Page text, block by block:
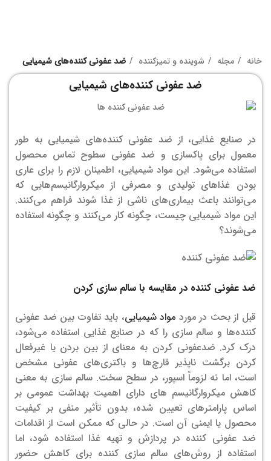
خانه مجله شوینده و تمیزکننده ضد عفونی کننده‌های شیمیایی
ضد عفونی کننده‌های شیمیایی
در صنایع غذایی، از ضد عفونی کننده‌های شیمیایی به طور
معمول برای پاکسازی و ضد عفونی سطوح تماس محصول
استفاده می‌شود. این مواد شیمیایی، اطمینان لازم را برای عاری
بودن غذاهای تولیدی و مصرفی از میکروارگانیسم‌هایی که
می‌توانند باعث بیماری‌های ناشی از غذا شوند فراهم می‌کنند.
این مواد شیمیایی چیست، چگونه کار می‌کنند و چگونه استفاده
می‌شوند؟
ضد عفونی کننده در مقایسه با سالم سازی کردن
قبل از بحث در مورد مواد شیمیایی، باید تفاوت بین ضد عفونی
کننده‌ها و سالم سازی را که در صنایع غذایی استفاده می‌شود،
درک کرد. ضدعفونی کردن به معنای از بین بردن یا غیرفعال
کردن برگشت ناپذیر قارچ‌ها و باکتری‌های عفونی مشخص
است، اما نه لزوماً اسپور، در سطح سخت. سالم سازی به معنی
کاهش میکروارگانیسم های دارای اهمیت بهداشت عمومی بر
اساس پارامترهای تعیین شده، بدون تأثیر منفی بر کیفیت
محصول یا ایمنی آن است. در حالی که ممکن است از اقدامات
ضد عفونی کننده در پردازش و تهیه غذا استفاده شود، اما
استفاده از روش‌های سالم سازی کننده برای کاهش حضور